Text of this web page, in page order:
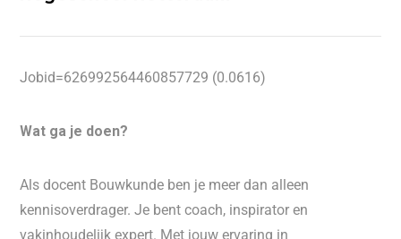
Jobid=626992564460857729 (0.0616)
Wat ga je doen?
Als docent Bouwkunde ben je meer dan alleen
kennisoverdrager. Je bent coach, inspirator en
vakinhoudelijk expert. Met jouw ervaring in